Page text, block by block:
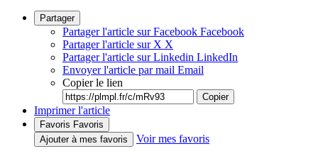
Partager
Partager l'article sur Facebook Facebook
Partager l'article sur X X
Partager l'article sur Linkedin LinkedIn
Envoyer l'article par mail Email
Copier le lien
Copier
Imprimer l'article
Favoris Favoris
Ajouter à mes favoris
Voir mes favoris